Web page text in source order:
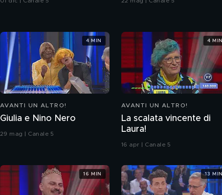
AVANTI UN ALTRO!
Giulia e Nino Nero
29 mag | Canale 5
4 MIN
AVANTI UN ALTRO!
La scalata vincente di
Laura!
16 apr | Canale 5
4 MIN
16 MIN 13 MIN